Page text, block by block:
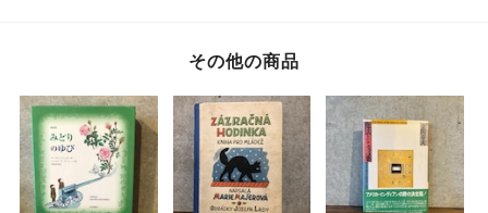
その他の商品